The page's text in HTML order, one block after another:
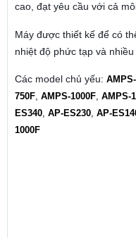
cao, đạt yêu cầu với cả
Máy được thiết kế để có
nhiệt độ phức tạp và nhiều
Các model chủ yếu:
750F, AMPS-1000F, AMPS-
ES340, AP-ES230, AP-
1000F